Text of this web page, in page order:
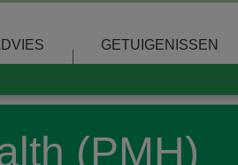
GETUIGENISSEN
(PMH)